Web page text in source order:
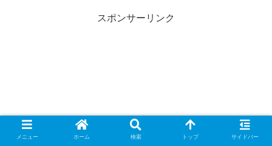
スポンサーリンク
メニュー ホーム 検索 トップ サイドバー